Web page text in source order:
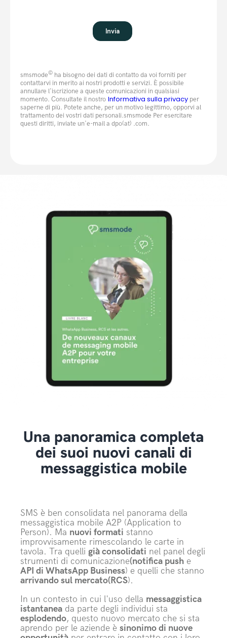
smsmode© ha bisogno dei dati di contatto da voi forniti per
contattarvi in merito ai nostri prodotti e servizi. È possibile
annullare l'iscrizione a queste comunicazioni in qualsiasi
momento. Consultate il nostro Informativa sulla privacy per
saperne di più. Potete anche, per un motivo legittimo, opporvi al
trattamento dei vostri dati personali.smsmode Per esercitare
questi diritti, inviate un'e-mail a dpo(at) .com.
Una panoramica completa
dei suoi nuovi canali di
messaggistica mobile
SMS è ben consolidata nel panorama della
messaggistica mobile A2P (Application to
Person). Ma nuovi formati stanno
improvvisamente rimescolando le carte in
tavola. Tra quelli già consolidati nel panel degli
strumenti di comunicazione(notifica push e
API di WhatsApp Business) e quelli che stanno
arrivando sul mercato(RCS).
In un contesto in cui l'uso della messaggistica
istantanea da parte degli individui sta
esplodendo, questo nuovo mercato che si sta
aprendo per le aziende è sinonimo di nuove